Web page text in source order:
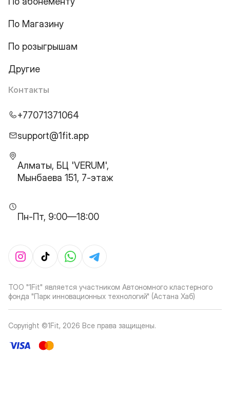
По Магазину
По розыгрышам
Другие
Контакты
+77071371064
support@1fit.app
Алматы, БЦ 'VERUM',
Мынбаева 151, 7-этаж
Пн-Пт, 9:00—18:00
ТОО "1Fit" является участником Автономного кластерного
фонда "Парк инновационных технологий" (Астана Хаб)
Copyright ©1Fit, 2026 Все права защищены.